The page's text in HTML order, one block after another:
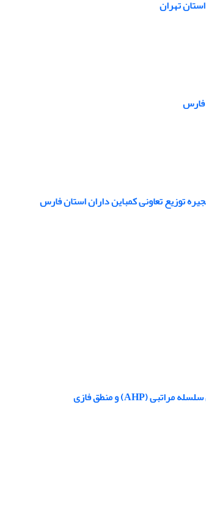
تهران
فارس
توزیع تعاونی کمباین داران استان فارس